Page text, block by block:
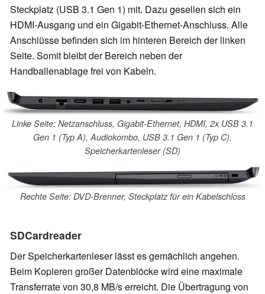
Steckplatz (USB 3.1 Gen 1) mit. Dazu gesellen sich ein
HDMI-Ausgang und ein Gigabit-Ethernet-Anschluss. Alle
Anschlüsse befinden sich im hinteren Bereich der linken
Seite. Somit bleibt der Bereich neben der
Handballenablage frei von Kabeln.
Linke Seite: Netzanschluss, Gigabit-Ethernet, HDMI, 2x USB 3.1
Gen 1 (Typ A), Audiokombo, USB 3.1 Gen 1 (Typ C),
Speicherkartenleser (SD)
Rechte Seite: DVD-Brenner, Steckplatz für ein Kabelschloss
SDCardreader
Der Speicherkartenleser lässt es gemächlich angehen.
Beim Kopieren großer Datenblöcke wird eine maximale
Transferrate von 30,8 MB/s erreicht. Die Übertragung von